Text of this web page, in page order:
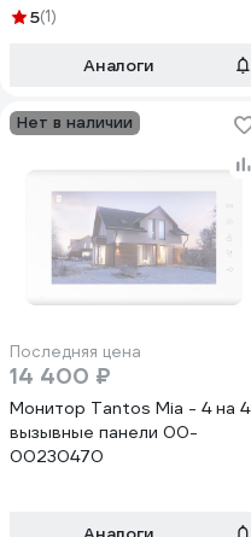
Kit 00-00305902
5(1)
Аналоги
Нет в наличии
Последняя цена
14 400 ₽
Монитор Tantos Mia - 4 на 4
вызывные панели 00-
00230470